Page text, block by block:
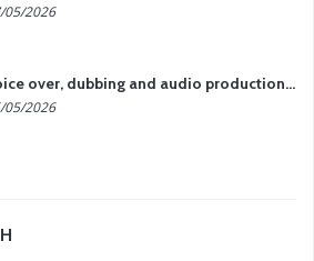
05/2026
Voice over, dubbing and audio production services in Vietnam for global content
05/2026